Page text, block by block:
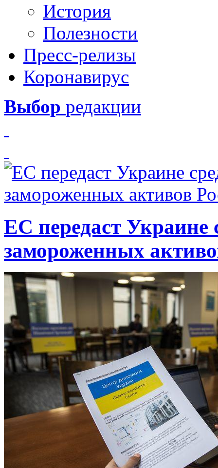
История
Полезности
Пресс-релизы
Коронавирус
Выбор редакции
ЕС передаст Украине
замороженных